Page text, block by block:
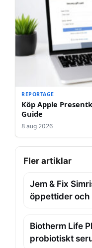
REPORTAGE
Köp Apple
Guide
8 aug 2026
Fler artiklar
Jem & Fix
öppettider och
Biotherm Life
probiotiskt